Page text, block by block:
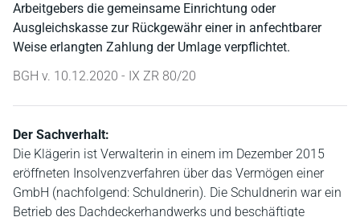
Arbeitgebers die gemeinsame Einrichtung oder
Ausgleichskasse zur Rückgewähr einer in anfechtbarer
Weise erlangten Zahlung der Umlage verpflichtet.
BGH v. 10.12.2020 - IX ZR 80/20
Der Sachverhalt:
Die Klägerin ist Verwalterin in einem im Dezember 2015
eröffneten Insolvenzverfahren über das Vermögen einer
GmbH (nachfolgend: Schuldnerin). Die Schuldnerin war ein
Betrieb des Dachdeckerhandwerks und beschäftigte